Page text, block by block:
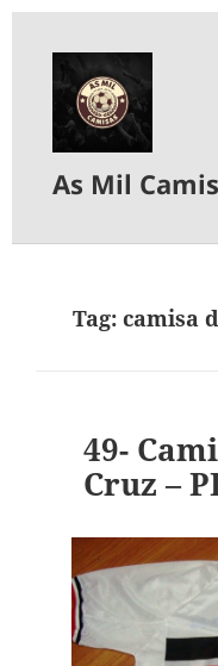
As Mil
Tag:camisa
49-
Cruz –